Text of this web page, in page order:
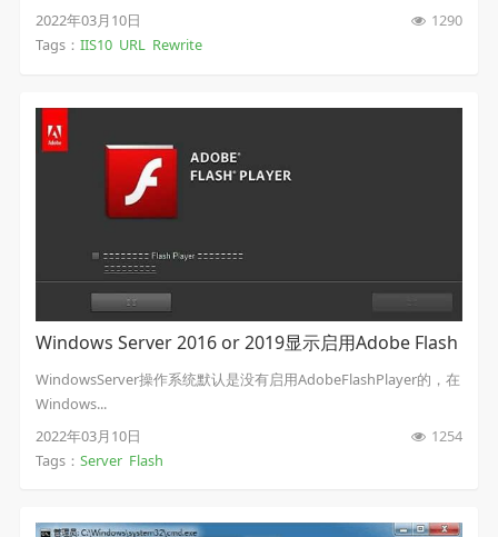
2022年03月10日
1290
Tags： IIS10 URL Rewrite
Windows Server 2016 or 2019显示启用Adobe Flash
Player
WindowsServer操作系统默认是没有启用AdobeFlashPlayer的，在
Windows...
2022年03月10日
1254
Tags： Server Flash